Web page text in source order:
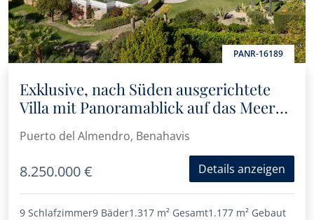
PANR-16189
Exklusive, nach Süden ausgerichtete
Villa mit Panoramablick auf das Meer
und die Berge in Puerto del Almendro,
Benahavís
Puerto del Almendro, Benahavis
8.250.000 € Details anzeigen
9 Schlafzimmer9 Bäder1.317 m² Gesamt1.177 m² Gebaut